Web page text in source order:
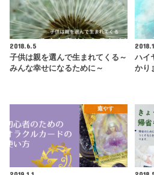
2018.6.5
子供は親を選んで生まれてくる～
みんな幸せになるために～
ハイ
かり
癒やす